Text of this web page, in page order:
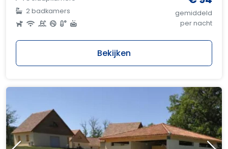
2 badkamers
gemiddeld
per nacht
Bekijken